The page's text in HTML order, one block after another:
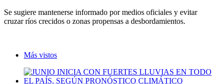
Se sugiere mantenerse informado por medios oficiales y evitar
cruzar ríos crecidos o zonas propensas a desbordamientos.
Más vistos